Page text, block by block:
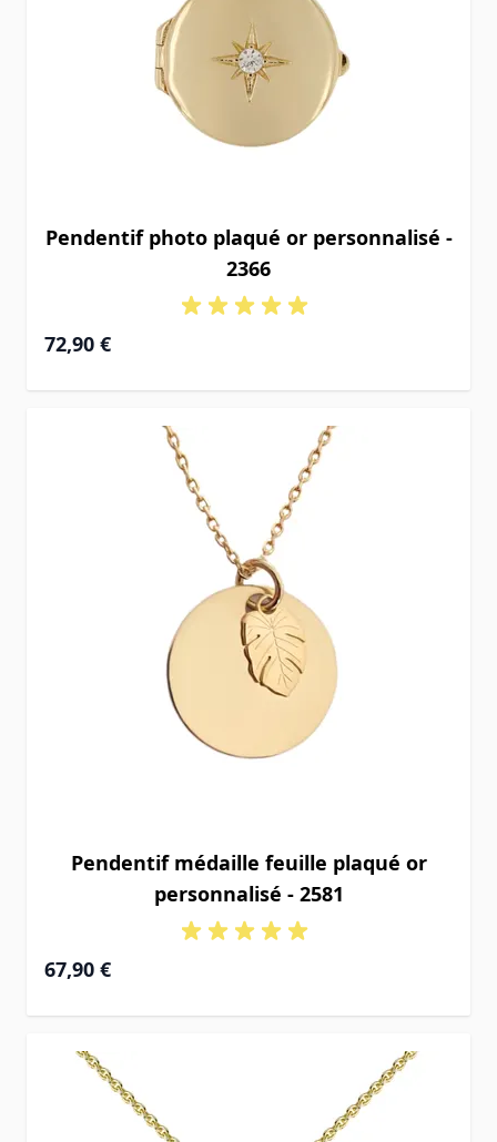
Pendentif photo plaqué or personnalisé -
2366
72,90 €
Pendentif médaille feuille plaqué or
personnalisé - 2581
67,90 €